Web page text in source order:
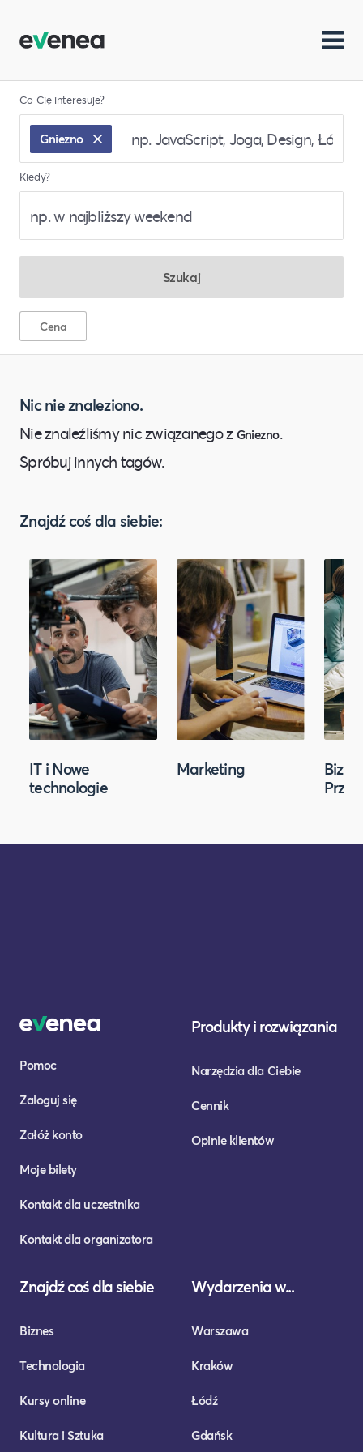
Co Cię interesuje?
Gniezno
Kiedy?
Szukaj
Cena
Nic nie znaleziono.
Nie znaleźliśmy nic związanego z Gniezno.
Spróbuj innych tagów.
Znajdź coś dla siebie:
IT i Nowe
technologie
Marketing
Pomoc
Zaloguj się
Załóż konto
Moje bilety
Kontakt dla uczestnika
Kontakt dla organizatora
Produkty i rozwiązania
Narzędzia dla Ciebie
Cennik
Opinie klientów
Znajdź coś dla siebie
Biznes
Technologia
Kursy online
Kultura i Sztuka
Wydarzenia w...
Warszawa
Kraków
Łódź
Gdańsk